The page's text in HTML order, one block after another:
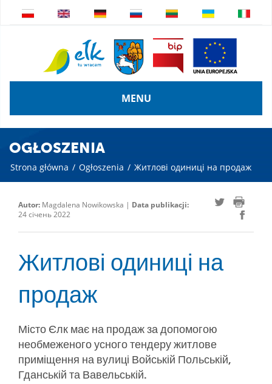
MENU
OGŁOSZENIA
Strona główna / Ogłoszenia / Житлові одиниці на продаж
Autor: Magdalena Nowikowska | Data publikacji:
24 січень 2022
Житлові одиниці на
продаж
Місто Єлк має на продаж за допомогою
необмеженого усного тендеру житлове
приміщення на вулиці Войській Польській,
Гданській та Вавельській.